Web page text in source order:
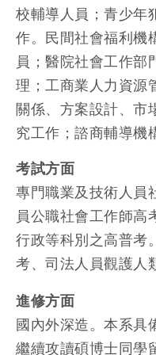
校輔導人員；青少年
作。民間社會福利機
員；醫院社會工作部
理；工商業人力資源
關係、方案設計、市
究工作；諮商輔導機
考試方面
專門職業及技術人員
員公職社會工作師高
行政等科別之高普考
考、司法人員觀護人
進修方面
國內外深造。本系具
繼續攻讀碩博士同學